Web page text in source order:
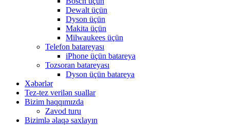
Dewalt üçün
Dyson üçün
Makita üçün
Milwaukees üçün
Telefon batareyası
iPhone üçün batareya
Tozsoran batareyası
Dyson üçün batareya
Xəbərlər
Tez-tez verilən suallar
Bizim haqqımızda
Zavod turu
Bizimlə əlaqə saxlayın